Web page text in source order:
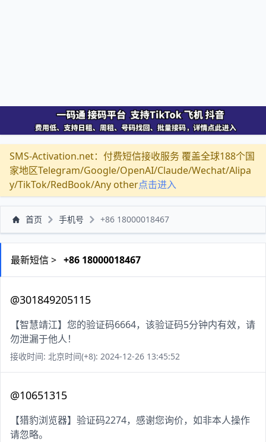
SMS-Activation.net：付费短信接收服务 覆盖全球188个国
家地区Telegram/Google/OpenAI/Claude/Wechat/Alipa
y/TikTok/RedBook/Any other点击进入
首页 手机号 +86 18000018467
最新短信 > +86 18000018467
@301849205115
【智慧靖江】您的验证码6664，该验证码5分钟内有效，请
勿泄漏于他人！
接收时间: 北京时间(+8): 2024-12-26 13:45:52
@10651315
【猎豹浏览器】验证码2274，感谢您询价，如非本人操作
请忽略。